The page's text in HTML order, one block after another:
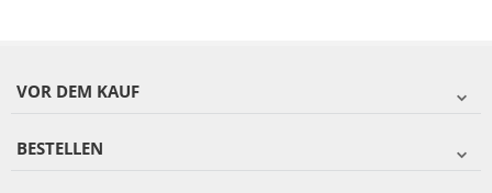
VOR DEM KAUF
BESTELLEN